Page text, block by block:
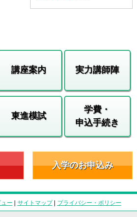
講座案内 実力講師陣
東進模試
学費・
申込手続き
入学のお申込み
ー | サイトマップ| プライバシー・ポリシー